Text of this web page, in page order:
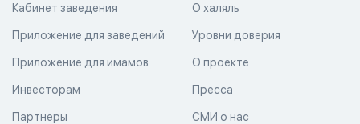
О халяль
Уровни доверия
Кабинет заведения
Приложение для заведений
Приложение для имамов О проекте
Пресса
СМИ о нас
Инвесторам
Партнеры